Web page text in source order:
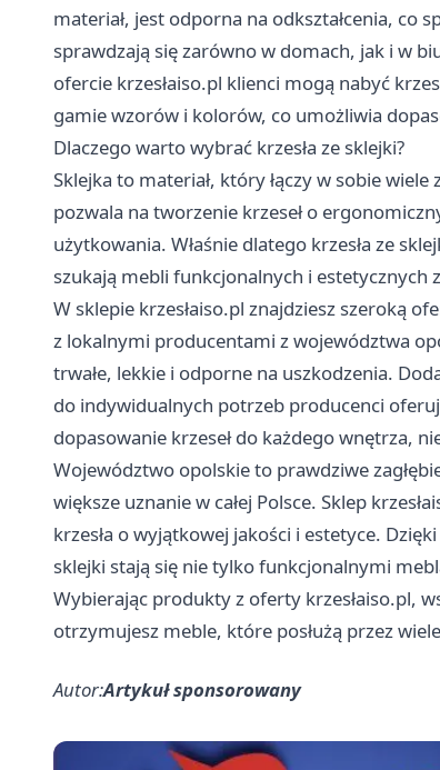
materiał, jest odporna na odkształcenia, co
sprawdzają się zarówno w domach, jak i w
ofercie krzesłaiso.pl klienci mogą nabyć
gamie wzorów i kolorów, co umożliwia
Dlaczego warto wybrać krzesła ze sklejki?
Sklejka to materiał, który łączy w sobie
pozwala na tworzenie krzeseł o
użytkowania. Właśnie dlatego krzesła ze
szukają mebli funkcjonalnych i estetycznych
W sklepie krzesłaiso.pl znajdziesz szeroką
z lokalnymi producentami z województwa
trwałe, lekkie i odporne na uszkodzenia.
do indywidualnych potrzeb producenci
dopasowanie krzeseł do każdego wnętrza,
Województwo opolskie to prawdziwe
większe uznanie w całej Polsce. Sklep
krzesła o wyjątkowej jakości i estetyce.
sklejki stają się nie tylko funkcjonalnymi
Wybierając produkty z oferty krzesłaiso.pl,
otrzymujesz meble, które posłużą przez
Autor:Artykuł sponsorowany